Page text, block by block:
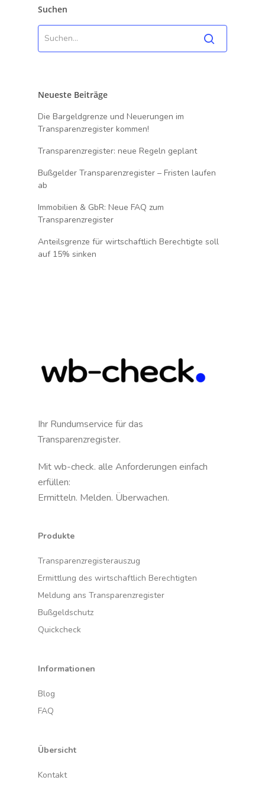
Suchen
Neueste Beiträge
Die Bargeldgrenze und Neuerungen im
Transparenzregister kommen!
Transparenzregister: neue Regeln geplant
Bußgelder Transparenzregister – Fristen laufen
ab
Immobilien & GbR: Neue FAQ zum
Transparenzregister
Anteilsgrenze für wirtschaftlich Berechtigte soll
auf 15% sinken
Ihr Rundumservice für das
Transparenzregister.
Mit wb-check. alle Anforderungen einfach
erfüllen:
Ermitteln. Melden. Überwachen.
Produkte
Transparenzregisterauszug
Ermittlung des wirtschaftlich Berechtigten
Meldung ans Transparenzregister
Bußgeldschutz
Quickcheck
Informationen
Blog
FAQ
Übersicht
Kontakt